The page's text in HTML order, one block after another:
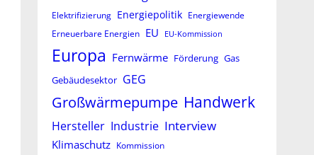
Elektrifizierung Energiepolitik Energiewende
Erneuerbare Energien EU EU-Kommission
Europa Fernwärme Förderung Gas
Gebäudesektor GEG
Großwärmepumpe Handwerk
Hersteller Industrie Interview
Klimaschutz Kommission